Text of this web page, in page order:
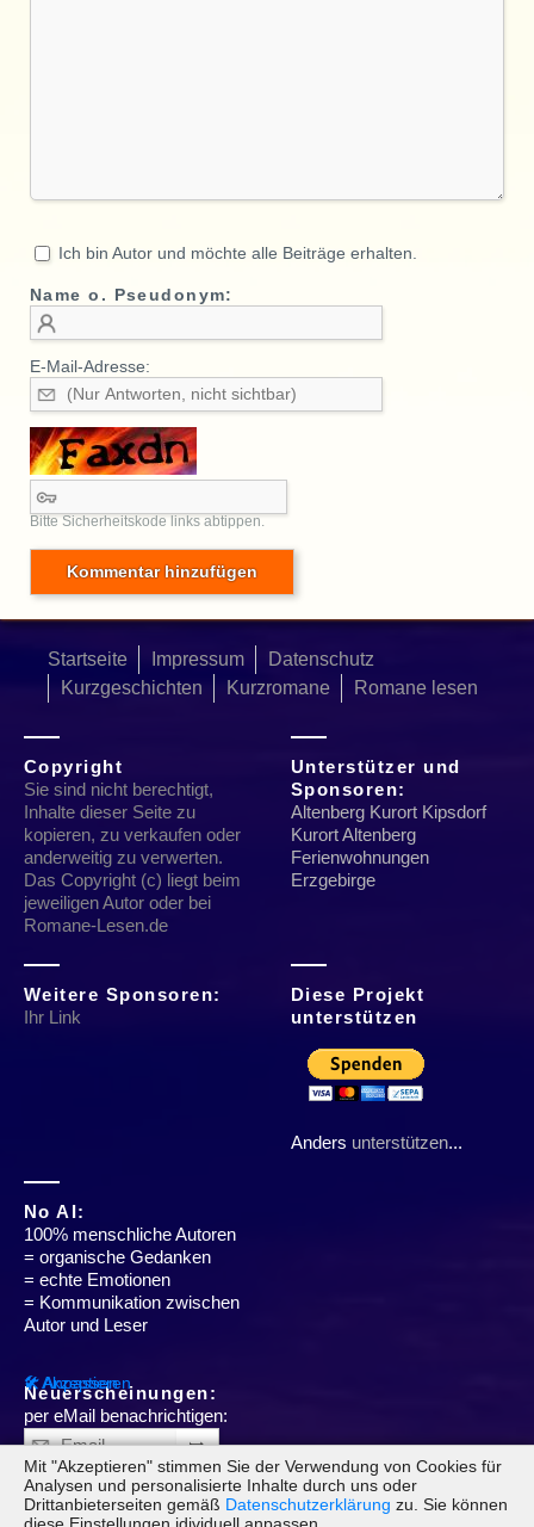
Ich bin Autor und möchte alle Beiträge erhalten.
Name o. Pseudonym:
E-Mail-Adresse:
Bitte Sicherheitskode links abtippen.
Startseite Impressum
Datenschutz
Kurzgeschichten
Kurzromane Romane lesen
Copyright
Sie sind nicht berechtigt,
Inhalte dieser Seite zu
kopieren, zu verkaufen oder
anderweitig zu verwerten.
Das Copyright (c) liegt beim
jeweiligen Autor oder bei
Romane-Lesen.de
Unterstützer und
Sponsoren:
Altenberg Kurort Kipsdorf
Kurort Altenberg
Ferienwohnungen
Erzgebirge
Weitere Sponsoren:
Ihr Link
Diese Projekt
unterstützen
Anders unterstützen...
No AI:
100% menschliche Autoren
= organische Gedanken
= echte Emotionen
= Kommunikation zwischen
Autor und Leser
Neuerscheinungen:
per eMail benachrichtigen:
➥
✔ Akzeptieren
🛠 Anpassen
Mit "Akzeptieren" stimmen Sie der Verwendung von Cookies für
Analysen und personalisierte Inhalte durch uns oder
Drittanbieterseiten gemäß Datenschutzerklärung zu. Sie können